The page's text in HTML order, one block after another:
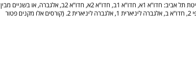
ציון 75 ומעלה בשניים מתוך הקורסים הבאים של אוניברסיטת תל אביב: חדו"א 1א, חדו"א 1ב, חדו"א 2א, חדו"א 2ב, אלגברה, או בשניים מבין
הקורסים הבאים של האוניברסיטה הפתוחה: אינפי 1, אינפי 2, חדו"א ב, אלגברה ליניארית 1, אלגברה ליניארית 2. (קורסים אלו מקנים פטור